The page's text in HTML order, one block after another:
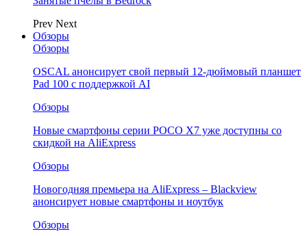
Prev Next
Обзоры
Обзоры
OSCAL анонсирует свой первый 12-дюймовый планшет
Pad 100 с поддержкой AI
Обзоры
Новые смартфоны серии POCO X7 уже доступны со
скидкой на AliExpress
Обзоры
Новогодняя премьера на AliExpress – Blackview
анонсирует новые смартфоны и ноутбук
Обзоры